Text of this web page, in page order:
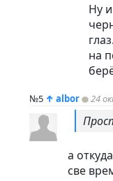
Ну
на
№5 ↑ albor 24
а
све